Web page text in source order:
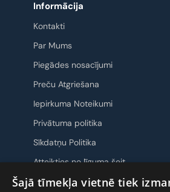
Informācija
Kontakti
Par Mums
Piegādes nosacījumi
Preču Atgriešana
Iepirkuma Noteikumi
Privātuma politika
Sīkdatņu Politika
Atteikties no līguma šeit
Šajā tīmekļa vietnē tiek